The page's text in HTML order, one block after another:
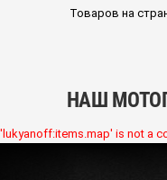
Товаров на
НАШ
'lukyanoff:items.map' is not a